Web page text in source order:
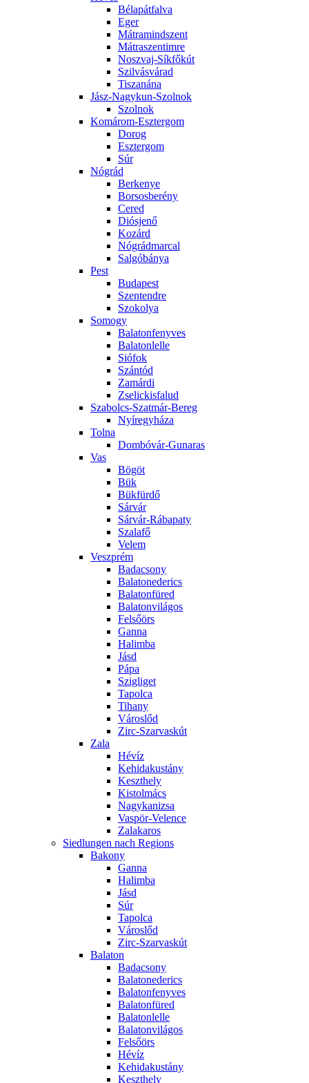
Bélapátfalva
Eger
Mátramindszent
Mátraszentimre
Noszvaj-Síkfőkút
Szilvásvárad
Tiszanána
Jász-Nagykun-Szolnok
Szolnok
Komárom-Esztergom
Dorog
Esztergom
Súr
Nógrád
Berkenye
Borsosberény
Cered
Diósjenő
Kozárd
Nógrádmarcal
Salgóbánya
Pest
Budapest
Szentendre
Szokolya
Somogy
Balatonfenyves
Balatonlelle
Siófok
Szántód
Zamárdi
Zselickisfalud
Szabolcs-Szatmár-Bereg
Nyíregyháza
Tolna
Dombóvár-Gunaras
Vas
Bögöt
Bük
Bükfürdő
Sárvár
Sárvár-Rábapaty
Szalafő
Velem
Veszprém
Badacsony
Balatonederics
Balatonfüred
Balatonvilágos
Felsőörs
Ganna
Halimba
Jásd
Pápa
Szigliget
Tapolca
Tihany
Városlőd
Zirc-Szarvaskút
Zala
Hévíz
Kehidakustány
Keszthely
Kistolmács
Nagykanizsa
Vaspör-Velence
Zalakaros
Siedlungen nach Regions
Bakony
Ganna
Halimba
Jásd
Súr
Tapolca
Városlőd
Zirc-Szarvaskút
Balaton
Badacsony
Balatonederics
Balatonfenyves
Balatonfüred
Balatonlelle
Balatonvilágos
Felsőörs
Hévíz
Kehidakustány
Keszthely